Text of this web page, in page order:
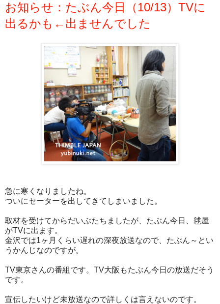
お知らせ：たぶん今日（10/13）TVに
出るかも←出ませんでした
急に寒くなりましたね。
ついにセーターを出してきてしまいました。
取材を受けてからだいぶたちましたが、たぶん今日、毬屋
がTVに出ます。
金沢では1ヶ月くらい遅れの深夜放送なので、たぶん～とい
うかんじなのですが。
TV東京さんの番組です。TV大阪もたぶん今日の放送だそう
です。
宣伝したいけど未放送なので詳しくは言えないのです。